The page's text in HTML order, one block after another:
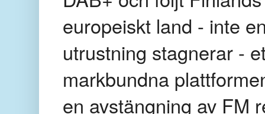
europeiskt land - inte
utrustning stagnerar -
markbundna
en avstängning av FM